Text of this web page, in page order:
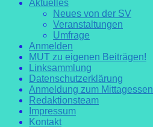
Aktuelles
Neues von der SV
Veranstaltungen
Umfrage
Anmelden
MUT zu eigenen Beiträgen!
Linksammlung
Datenschutzerklärung
Anmeldung zum Mittagessen
Redaktionsteam
Impressum
Kontakt